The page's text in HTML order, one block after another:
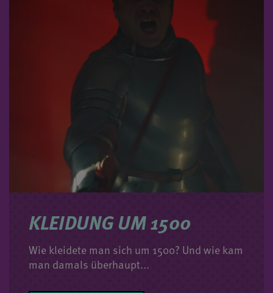
KLEIDUNG UM 1500
Wie kleidete man sich um 1500? Und wie kam
man damals überhaupt...